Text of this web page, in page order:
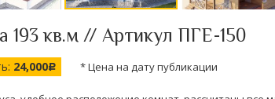
193 кв.м // Артикул ПГЕ-150
24,000c * Цена на дату публикации